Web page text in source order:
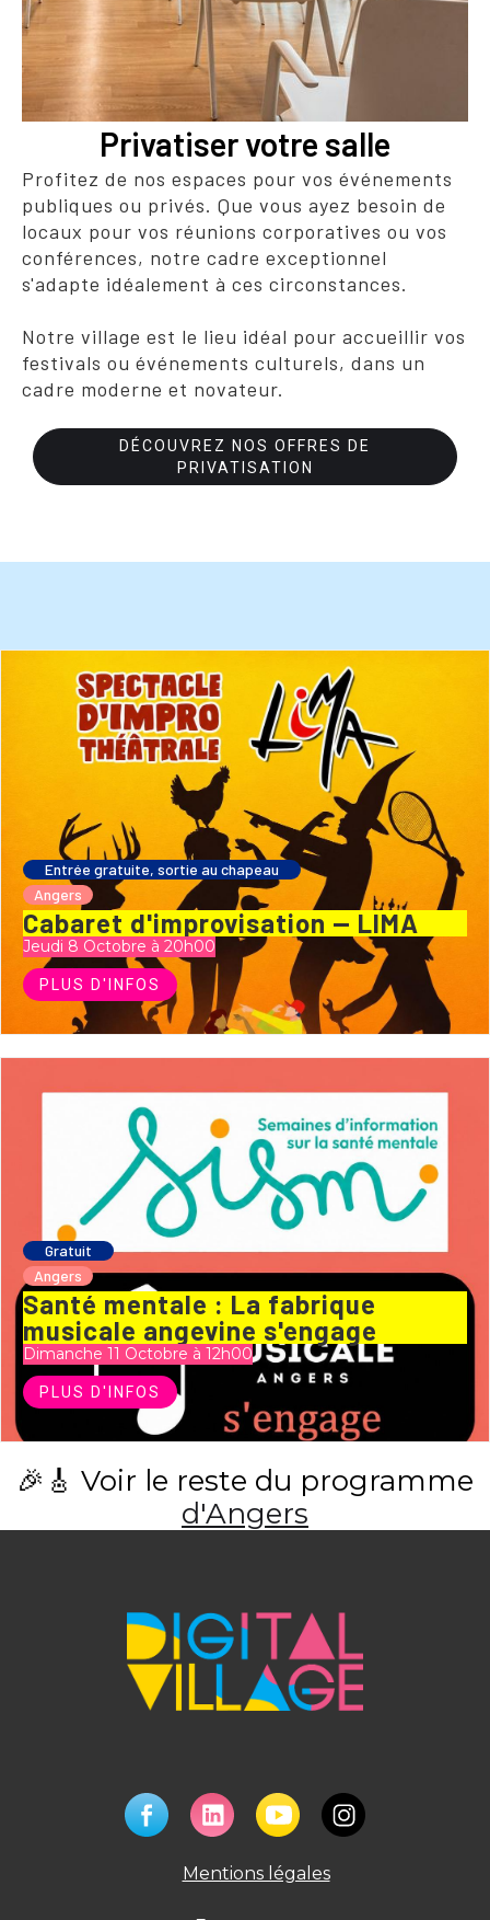
Privatiser votre salle
Profitez de nos espaces pour vos événements
publiques ou privés. Que vous ayez besoin de
locaux pour vos réunions corporatives ou vos
conférences, notre cadre exceptionnel
s'adapte idéalement à ces circonstances.
Notre village est le lieu idéal pour accueillir vos
festivals ou événements culturels, dans un
cadre moderne et novateur.
DÉCOUVREZ NOS OFFRES DE
PRIVATISATION
Entrée gratuite, sortie au chapeau
Angers
Cabaret d'improvisation — LIMA
Jeudi 8 Octobre à 20h00
PLUS D'INFOS
Gratuit
Angers
Santé mentale : La fabrique
musicale angevine s'engage
Dimanche 11 Octobre à 12h00
PLUS D'INFOS
🎉🎸 Voir le reste du programme
d'Angers
Mentions légales